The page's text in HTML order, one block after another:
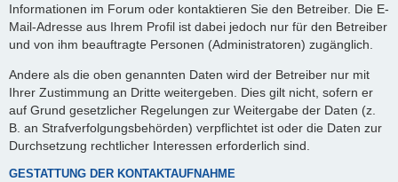
Informationen im Forum oder kontaktieren Sie den Betreiber. Die E-
Mail-Adresse aus Ihrem Profil ist dabei jedoch nur für den Betreiber
und von ihm beauftragte Personen (Administratoren) zugänglich.
Andere als die oben genannten Daten wird der Betreiber nur mit
Ihrer Zustimmung an Dritte weitergeben. Dies gilt nicht, sofern er
auf Grund gesetzlicher Regelungen zur Weitergabe der Daten (z.
B. an Strafverfolgungsbehörden) verpflichtet ist oder die Daten zur
Durchsetzung rechtlicher Interessen erforderlich sind.
GESTATTUNG DER KONTAKTAUFNAHME